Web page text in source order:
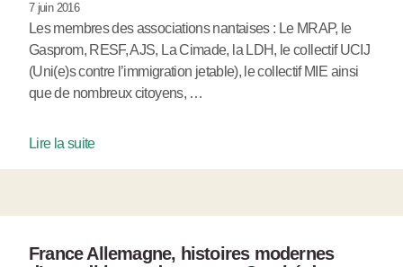
7 juin 2016
Les membres des associations nantaises : Le MRAP, le
Gasprom, RESF, AJS, La Cimade, la LDH, le collectif UCIJ
(Uni(e)s contre l’immigration jetable), le collectif MIE ainsi
que de nombreux citoyens, …
Lire la suite
France Allemagne, histoires modernes